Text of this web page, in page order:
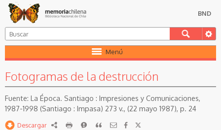
BND
Menú
Fotogramas de la destrucción
La Época. Santiago : Impresiones y Comunicaciones,
1987-1998 (Santiago : Impasa) 273 v., (22 mayo 1987), p. 24
Descargar RDF imprimirReportarCitar